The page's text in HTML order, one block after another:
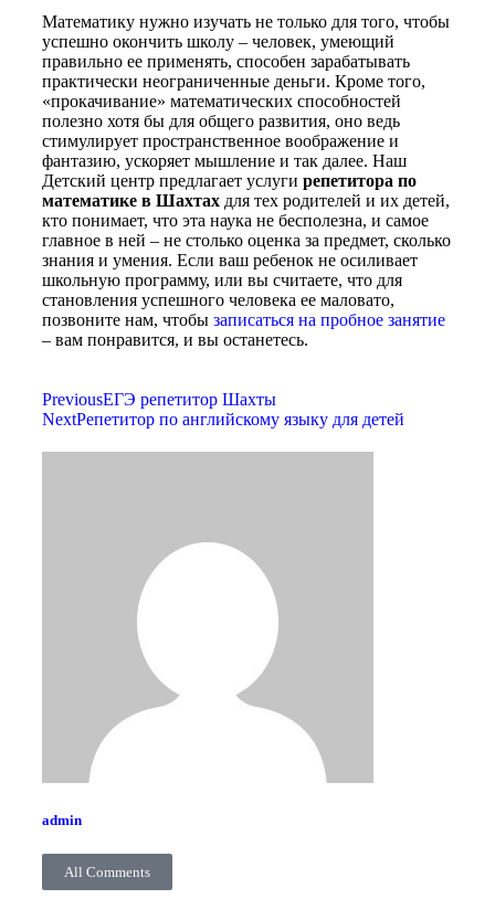
Математику нужно изучать не только для того, чтобы
успешно окончить школу – человек, умеющий
правильно ее применять, способен зарабатывать
практически неограниченные деньги. Кроме того,
«прокачивание» математических способностей
полезно хотя бы для общего развития, оно ведь
стимулирует пространственное воображение и
фантазию, ускоряет мышление и так далее. Наш
Детский центр предлагает услуги репетитора по
математике в Шахтах для тех родителей и их детей,
кто понимает, что эта наука не бесполезна, и самое
главное в ней – не столько оценка за предмет, сколько
знания и умения. Если ваш ребенок не осиливает
школьную программу, или вы считаете, что для
становления успешного человека ее маловато,
позвоните нам, чтобы записаться на пробное занятие
– вам понравится, и вы останетесь.
PreviousЕГЭ репетитор Шахты
NextРепетитор по английскому языку для детей
admin
All Comments